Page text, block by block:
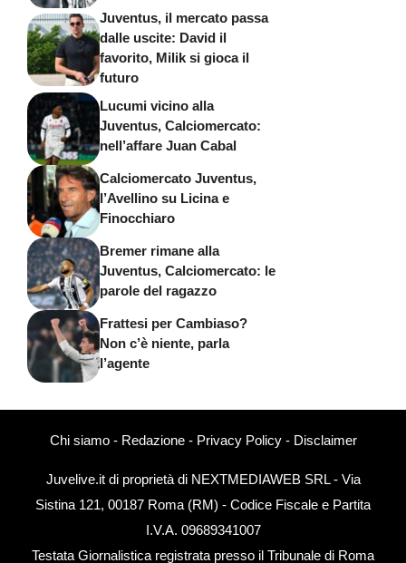
Juventus, il mercato passa
dalle uscite: David il
favorito, Milik si gioca il
futuro
Lucumi vicino alla
Juventus, Calciomercato:
nell’affare Juan Cabal
Calciomercato Juventus,
l’Avellino su Licina e
Finocchiaro
Bremer rimane alla
Juventus, Calciomercato: le
parole del ragazzo
Frattesi per Cambiaso?
Non c’è niente, parla
l’agente
Chi siamo- Redazione- Privacy Policy- Disclaimer
Juvelive.it di proprietà di NEXTMEDIAWEB SRL - Via
Sistina 121, 00187 Roma (RM) - Codice Fiscale e Partita
I.V.A. 09689341007
Testata Giornalistica registrata presso il Tribunale di Roma